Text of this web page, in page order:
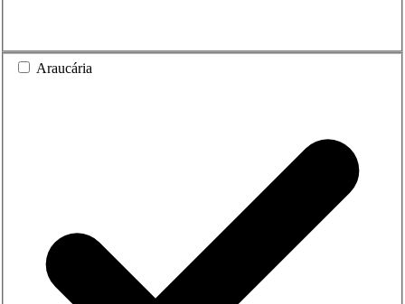
Araucária